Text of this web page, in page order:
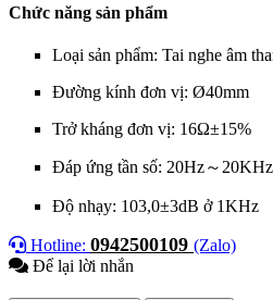
Chức năng sản phẩm
Loại sản phẩm: Tai nghe âm
Đường kính đơn vị: Ø40mm
Trở kháng đơn vị: 16Ω±15%
Đáp ứng tần số: 20Hz～20KHz
Độ nhạy: 103,0±3dB ở 1KHz
Hotline: 0942500109 (Zalo)
Để lại lời nhắn